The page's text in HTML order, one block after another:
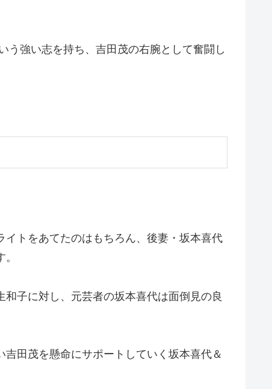
う強い志を持ち、吉田茂の右腕として奮闘し
トをあてたのはもちろん、後妻・坂本喜代
子に対し、元芸者の坂本喜代は面倒見の良
田茂を懸命にサポートしていく坂本喜代＆